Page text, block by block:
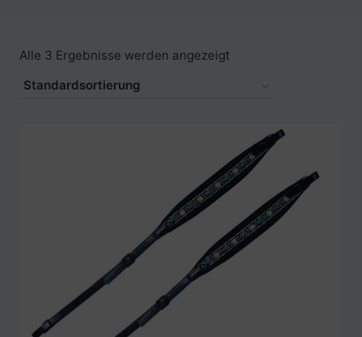
Alle 3 Ergebnisse werden angezeigt